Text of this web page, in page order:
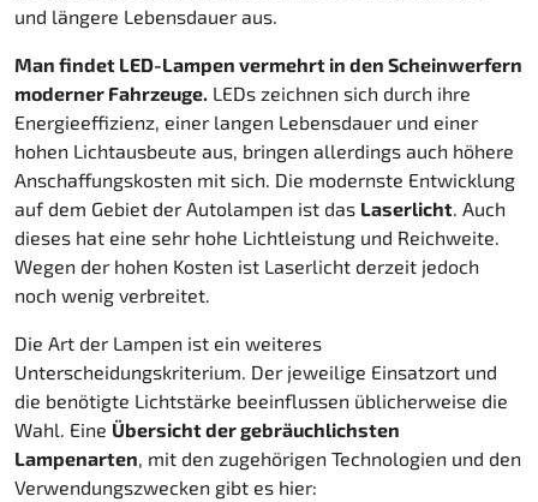
und längere Lebensdauer aus.
Man findet LED-Lampen vermehrt in den Scheinwerfern
moderner Fahrzeuge. LEDs zeichnen sich durch ihre
Energieeffizienz, einer langen Lebensdauer und einer
hohen Lichtausbeute aus, bringen allerdings auch höhere
Anschaffungskosten mit sich. Die modernste Entwicklung
auf dem Gebiet der Autolampen ist das Laserlicht . Auch
dieses hat eine sehr hohe Lichtleistung und Reichweite.
Wegen der hohen Kosten ist Laserlicht derzeit jedoch
noch wenig verbreitet.
Die Art der Lampen ist ein weiteres
Unterscheidungskriterium. Der jeweilige Einsatzort und
die benötigte Lichtstärke beeinflussen üblicherweise die
Wahl. Eine Übersicht der gebräuchlichsten
Lampenarten , mit den zugehörigen Technologien und den
Verwendungszwecken gibt es hier: